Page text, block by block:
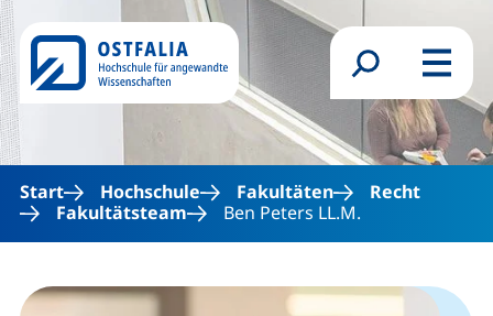
Direkt zum Inhalt
Suchformular
Menü
Start Hochschule Fakultäten
Recht
Fakultätsteam
Ben Peters LL.M.